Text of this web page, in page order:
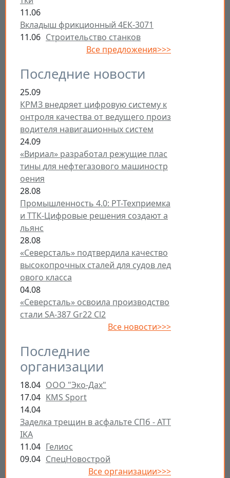
11.06
Вкладыш фрикционный 4ЕК-3071
11.06 Строительство станков
Все предложения>>>
Последние новости
25.09
КРМЗ внедряет цифровую систему к
онтроля качества от ведущего произ
водителя навигационных систем
24.09
«Вириал» разработал режущие плас
тины для нефтегазового машиностр
оения
28.08
Промышленность 4.0: РТ-Техприемка
и ТТК-Цифровые решения создают а
льянс
28.08
«Северсталь» подтвердила качество
высокопрочных сталей для судов лед
ового класса
04.08
«Северсталь» освоила производство
стали SA-387 Gr22 Cl2
Все новости>>>
Последние
организации
18.04 ООО "Эко-Дах"
17.04 KMS Sport
14.04
Заделка трещин в асфальте СПб - ATT
IKA
11.04 Гелиос
09.04 СпецНовострой
Все организации>>>